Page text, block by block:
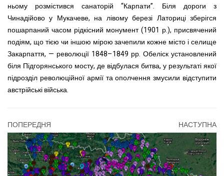
ньому розмістився санаторій “Карпати”. Біля дороги з
Чинадійово у Мукачеве, на лівому березі Латориці зберігся
пошарпаний часом рідкісний монумент (1901 р.), присвячений
подіям, що тією чи іншою мірою зачепили кожне місто і селище
Закарпаття, — революції 1848–1849 рр. Обеліск установлений
біля Підгорянського мосту, де відбулася битва, у результаті якої
підрозділ революційної армії та ополчення змусили відступити
австрійські війська.
ПОПЕРЕДНЯ НАСТУПНА